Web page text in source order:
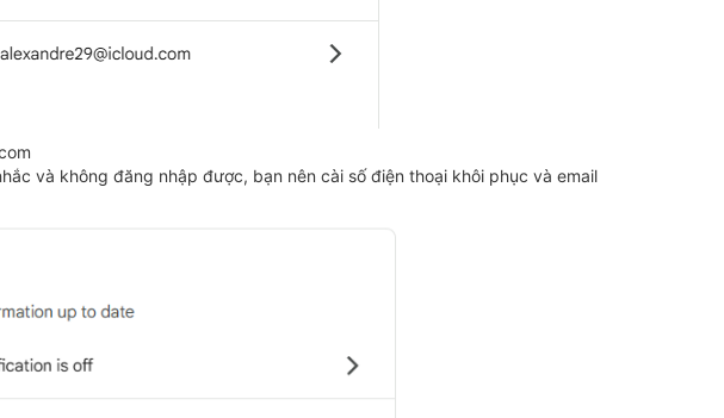
và không đăng nhập được, bạn nên cài số điện thoại khôi phục và email